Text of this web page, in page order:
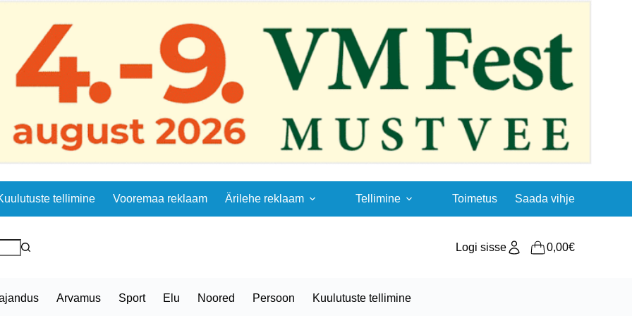
tellimine Vooremaa reklaam Ärilehe reklaam Tellimine Toimetus Saada vihje
Logi sisse
Shopping
0,00€
Arvamus Sport Elu Noored Persoon Kuulutuste tellimine